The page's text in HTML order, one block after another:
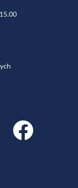
Facebook link